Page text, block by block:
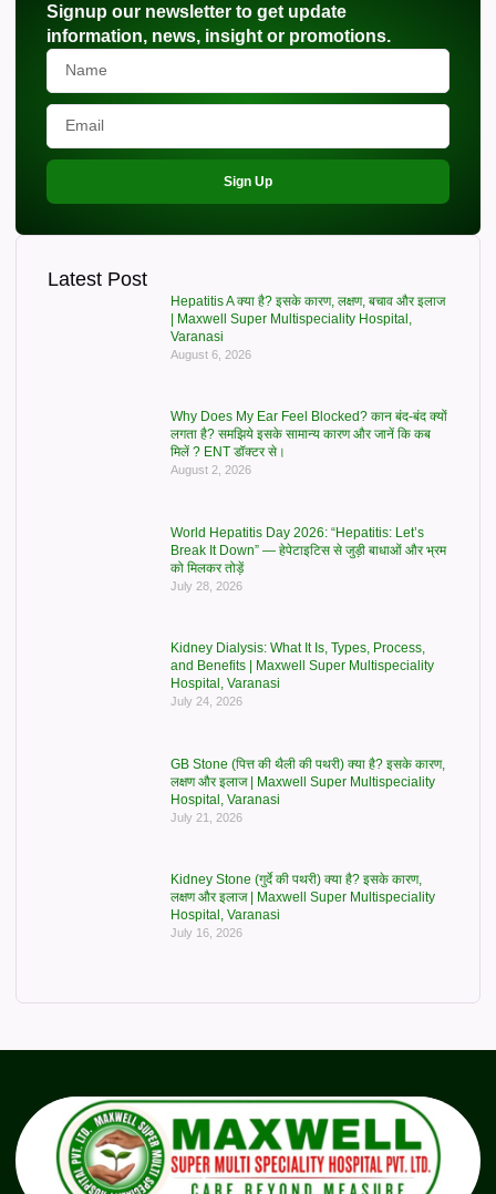
Signup our newsletter to get update
information, news, insight or promotions.
Sign Up
Latest Post
Hepatitis A क्या है? इसके कारण, लक्षण, बचाव और इलाज
| Maxwell Super Multispeciality Hospital,
Varanasi
August 6, 2026
Why Does My Ear Feel Blocked? कान बंद-बंद क्यों
लगता है? समझिये इसके सामान्य कारण और जानें कि कब
मिलें ? ENT डॉक्टर से।
August 2, 2026
World Hepatitis Day 2026: “Hepatitis: Let’s
Break It Down” — हेपेटाइटिस से जुड़ी बाधाओं और भ्रम
को मिलकर तोड़ें
July 28, 2026
Kidney Dialysis: What It Is, Types, Process,
and Benefits | Maxwell Super Multispeciality
Hospital, Varanasi
July 24, 2026
GB Stone (पित्त की थैली की पथरी) क्या है? इसके कारण,
लक्षण और इलाज | Maxwell Super Multispeciality
Hospital, Varanasi
July 21, 2026
Kidney Stone (गुर्दे की पथरी) क्या है? इसके कारण,
लक्षण और इलाज | Maxwell Super Multispeciality
Hospital, Varanasi
July 16, 2026